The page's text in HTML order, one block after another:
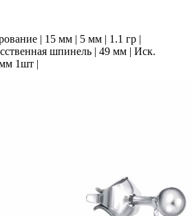
| 15 мм | 5 мм | 1.1 гр |
шпинель | 49 мм | Иск.
1шт |